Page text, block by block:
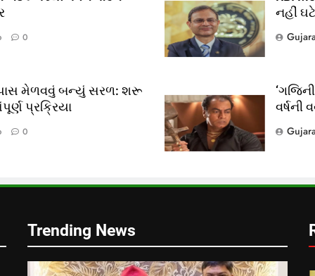
0
નહીં ઘટે
પાસ મેળવવું બન્યું સરળ: શરૂ
પ્રક્રિયા
0
વર્ષની
Trending News